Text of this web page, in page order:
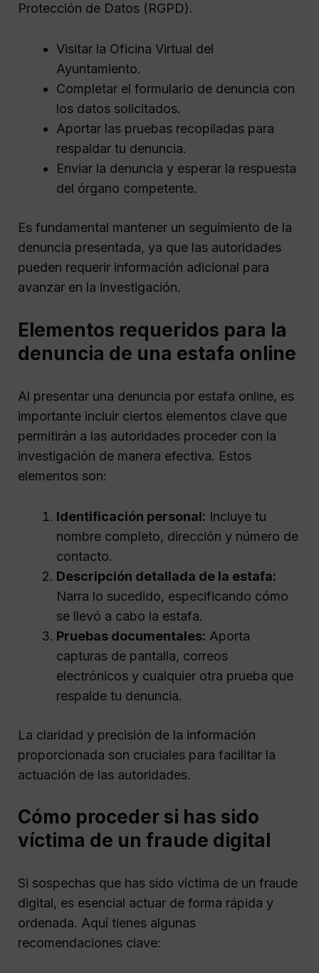
Protección de Datos (RGPD).
Visitar la Oficina Virtual del
Ayuntamiento.
Completar el formulario de denuncia con
los datos solicitados.
Aportar las pruebas recopiladas para
respaldar tu denuncia.
Enviar la denuncia y esperar la respuesta
del órgano competente.
Es fundamental mantener un seguimiento de la
denuncia presentada, ya que las autoridades
pueden requerir información adicional para
avanzar en la investigación.
Elementos requeridos para la
denuncia de una estafa online
Al presentar una denuncia por estafa online, es
importante incluir ciertos elementos clave que
permitirán a las autoridades proceder con la
investigación de manera efectiva. Estos
elementos son:
Identificación personal: Incluye tu
nombre completo, dirección y número de
contacto.
Descripción detallada de la estafa:
Narra lo sucedido, especificando cómo
se llevó a cabo la estafa.
Pruebas documentales: Aporta
capturas de pantalla, correos
electrónicos y cualquier otra prueba que
respalde tu denuncia.
La claridad y precisión de la información
proporcionada son cruciales para facilitar la
actuación de las autoridades.
Cómo proceder si has sido
víctima de un fraude digital
Si sospechas que has sido víctima de un fraude
digital, es esencial actuar de forma rápida y
ordenada. Aquí tienes algunas
recomendaciones clave: